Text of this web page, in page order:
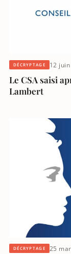
DÉCRYPTAGE 12
Le CSA saisi
Lambert
DÉCRYPTAGE 25